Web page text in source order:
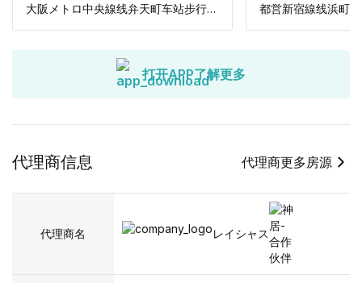
大阪メトロ中央線线弁天町车站步行125米
都営新宿線线浜町
打开APP了解更多
代理商信息 代理商更多房源
代理商名 レイシャス